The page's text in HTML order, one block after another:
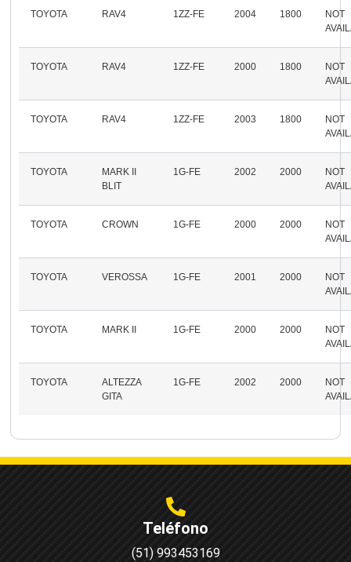
TOYOTA RAV4 1ZZ-FE 2004 1800
NOT
TOYOTA RAV4 1ZZ-FE 2000 1800
NOT
TOYOTA RAV4 1ZZ-FE 2003 1800
NOT
TOYOTA
MARK II
BLIT
1G-FE 2002 2000
NOT
TOYOTA CROWN 1G-FE 2000 2000
NOT
TOYOTA VEROSSA 1G-FE 2001 2000
NOT
TOYOTA MARK II 1G-FE 2000 2000
NOT
TOYOTA
ALTEZZA
GITA
1G-FE 2002 2000
NOT
Teléfono
(51) 993453169